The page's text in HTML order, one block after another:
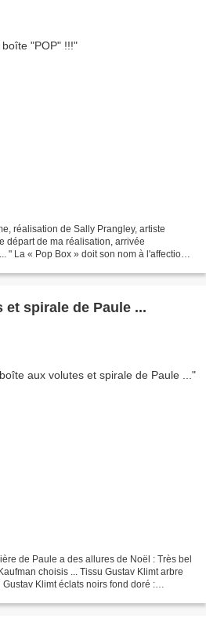
réalisation de Sally Prangley, artiste
départ de ma réalisation, arrivée
" La « Pop Box » doit son nom à l'affection
spirale de Paule ...
de Paule a des allures de Noël : Très bel
choisis ... Tissu Gustav Klimt arbre
Klimt éclats noirs fond doré :